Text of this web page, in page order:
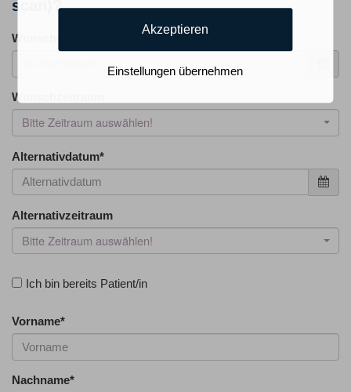
scan)?
Wunschdatum
Wunschzeitraum
Bitte Zeitraum auswählen!
Alternativdatum*
Alternativzeitraum
Bitte Zeitraum auswählen!
Ich bin bereits Patient/in
Vorname*
Nachname*
Akzeptieren
Einstellungen übernehmen